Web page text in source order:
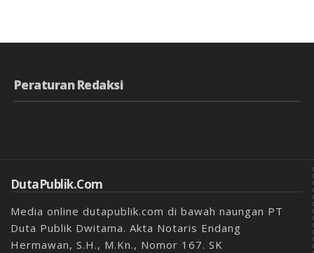
Peraturan Redaksi
DutaPublik.com
Media online dutapublik.com di bawah naungan PT
Duta Publik Dwitama. Akta Notaris Endang
Hermawan, S.H., M.Kn., Nomor 167. SK